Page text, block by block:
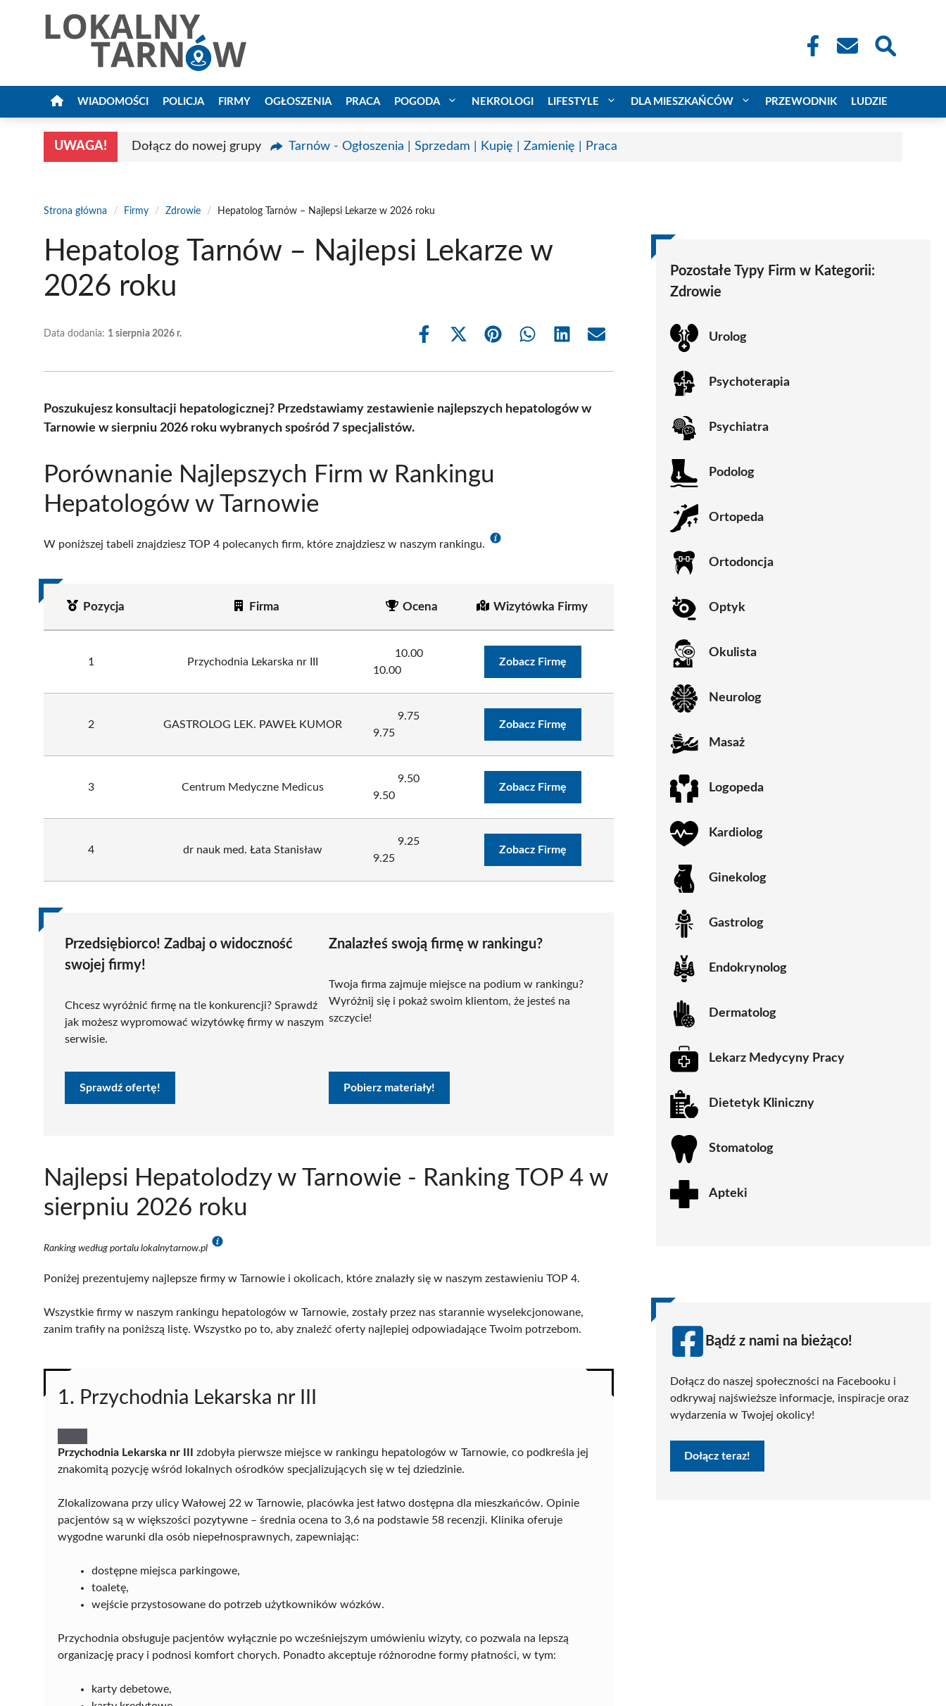
WIADOMOŚCI POLICJA FIRMY OGŁOSZENIA PRACA POGODA NEKROLOGI LIFESTYLE DLA MIESZKAŃCÓW PRZEWODNIK LUDZIE
UWAGA! Dołącz do nowej grupy Tarnów - Ogłoszenia | Sprzedam | Kupię | Zamienię | Praca
Strona główna / Firmy / Zdrowie / Hepatolog Tarnów – Najlepsi Lekarze w 2026 roku
Hepatolog Tarnów – Najlepsi Lekarze w
2026 roku
Data dodania: 1 sierpnia 2026 r.
Share
Share
(Twitter)
Share Share Share Share
Poszukujesz konsultacji hepatologicznej? Przedstawiamy zestawienie najlepszych hepatologów w
Tarnowie w sierpniu 2026 roku wybranych spośród 7 specjalistów.
Porównanie Najlepszych Firm w Rankingu
Hepatologów w Tarnowie
W poniższej tabeli znajdziesz TOP 4 polecanych firm, które znajdziesz w naszym rankingu.
Pozycja Firma Ocena Wizytówka Firmy
1 Przychodnia Lekarska nr III
10.00
10.00
Zobacz Firmę
2 GASTROLOG LEK. PAWEŁ KUMOR
9.75
9.75
Zobacz Firmę
3 Centrum Medyczne Medicus
9.50
9.50
Zobacz Firmę
4 dr nauk med. Łata Stanisław
9.25
9.25
Zobacz Firmę
Przedsiębiorco! Zadbaj o widoczność
swojej firmy!
Chcesz wyróżnić firmę na tle konkurencji? Sprawdź
jak możesz wypromować wizytówkę firmy w naszym
serwisie.
Sprawdź ofertę!
Znalazłeś swoją firmę w rankingu?
Twoja firma zajmuje miejsce na podium w rankingu?
Wyróżnij się i pokaż swoim klientom, że jesteś na
szczycie!
Pobierz materiały!
Najlepsi Hepatolodzy w Tarnowie - Ranking TOP 4 w
sierpniu 2026 roku
Ranking według portalu lokalnytarnow.pl
Poniżej prezentujemy najlepsze firmy w Tarnowie i okolicach, które znalazły się w naszym zestawieniu TOP 4.
Wszystkie firmy w naszym rankingu hepatologów w Tarnowie, zostały przez nas starannie wyselekcjonowane,
zanim trafiły na poniższą listę. Wszystko po to, aby znaleźć oferty najlepiej odpowiadające Twoim potrzebom.
1. Przychodnia Lekarska nr III
Przychodnia Lekarska nr III zdobyła pierwsze miejsce w rankingu hepatologów w Tarnowie, co podkreśla jej
znakomitą pozycję wśród lokalnych ośrodków specjalizujących się w tej dziedzinie.
Zlokalizowana przy ulicy Wałowej 22 w Tarnowie, placówka jest łatwo dostępna dla mieszkańców. Opinie
pacjentów są w większości pozytywne – średnia ocena to 3,6 na podstawie 58 recenzji. Klinika oferuje
wygodne warunki dla osób niepełnosprawnych, zapewniając:
dostępne miejsca parkingowe,
toaletę,
wejście przystosowane do potrzeb użytkowników wózków.
Przychodnia obsługuje pacjentów wyłącznie po wcześniejszym umówieniu wizyty, co pozwala na lepszą
organizację pracy i podnosi komfort chorych. Ponadto akceptuje różnorodne formy płatności, w tym:
karty debetowe,
Pozostałe Typy Firm w Kategorii:
Zdrowie
Urolog
Psychoterapia
Psychiatra
Podolog
Ortopeda
Ortodoncja
Optyk
Okulista
Neurolog
Masaż
Logopeda
Kardiolog
Ginekolog
Gastrolog
Endokrynolog
Dermatolog
Lekarz Medycyny Pracy
Dietetyk Kliniczny
Stomatolog
Apteki
Bądź z nami na bieżąco!
Dołącz do naszej społeczności na Facebooku i
odkrywaj najświeższe informacje, inspiracje oraz
wydarzenia w Twojej okolicy!
Dołącz teraz!